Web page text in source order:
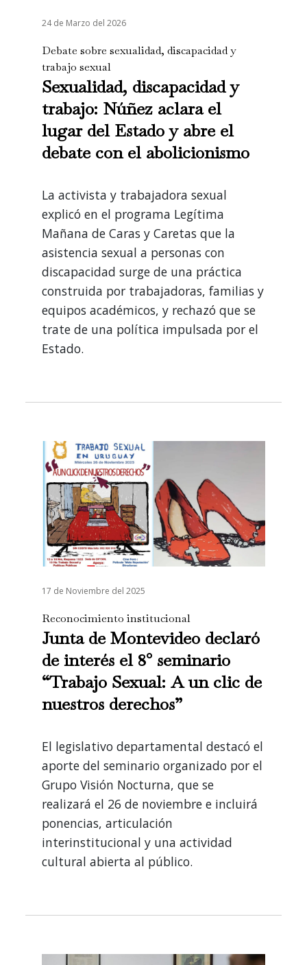
24 de Marzo del 2026
Debate sobre sexualidad, discapacidad y
trabajo sexual
Sexualidad, discapacidad y
trabajo: Núñez aclara el
lugar del Estado y abre el
debate con el abolicionismo
La activista y trabajadora sexual
explicó en el programa Legítima
Mañana de Caras y Caretas que la
asistencia sexual a personas con
discapacidad surge de una práctica
construida por trabajadoras, familias y
equipos académicos, y rechazó que se
trate de una política impulsada por el
Estado.
17 de Noviembre del 2025
Reconocimiento institucional
Junta de Montevideo declaró
de interés el 8° seminario
“Trabajo Sexual: A un clic de
nuestros derechos”
El legislativo departamental destacó el
aporte del seminario organizado por el
Grupo Visión Nocturna, que se
realizará el 26 de noviembre e incluirá
ponencias, articulación
interinstitucional y una actividad
cultural abierta al público.